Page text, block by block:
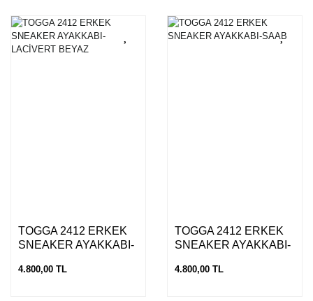
TOGGA 2412 ERKEK
SNEAKER AYAKKABI-
4.800,00 TL
TOGGA 2412 ERKEK
SNEAKER AYAKKABI-
4.800,00 TL